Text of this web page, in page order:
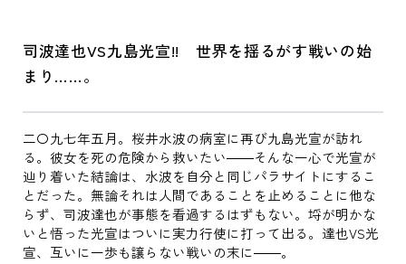
司波達也VS九島光宣!! 世界を揺るがす戦いの始
まり……。
二〇九七年五月。桜井水波の病室に再び九島光宣が訪れ
る。彼女を死の危険から救いたい――そんな一心で光宣が
辿り着いた結論は、水波を自分と同じパラサイトにするこ
とだった。無論それは人間であることを止めることに他な
らず、司波達也が事態を看過するはずもない。埒が明かな
いと悟った光宣はついに実力行使に打って出る。達也VS光
宣、互いに一歩も譲らない戦いの末に――。